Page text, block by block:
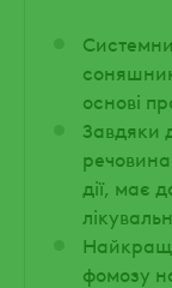
основі
Завдяки
дії, має
фомозу